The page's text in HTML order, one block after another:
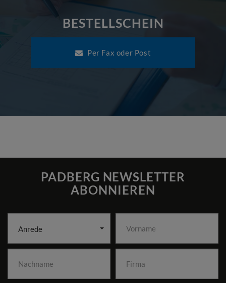
BESTELLSCHEIN
Per Fax oder Post
PADBERG NEWSLETTER
ABONNIEREN
Anrede